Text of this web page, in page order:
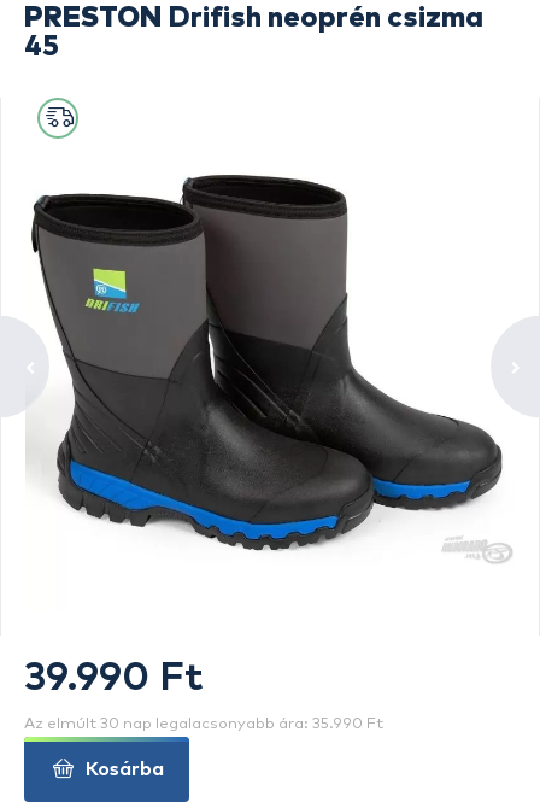
PRESTON
Drifish neoprén csizma
45
39.990 Ft
Az elmúlt 30 nap legalacsonyabb ára: 35.990 Ft
Kosárba